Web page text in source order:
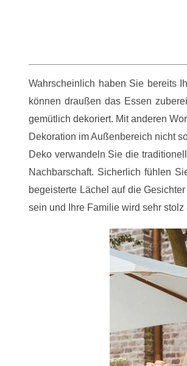
Wahrscheinlich haben Sie bereits
können draußen das Essen
gemütlich dekoriert. Mit anderen
Dekoration im Außenbereich nicht
Deko verwandeln Sie die
Nachbarschaft. Sicherlich fühlen
begeisterte Lächel auf die
sein und Ihre Familie wird sehr stolz